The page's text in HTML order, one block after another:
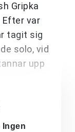
Gripka
var
tagit sig
solo, vid
upp
Ingen